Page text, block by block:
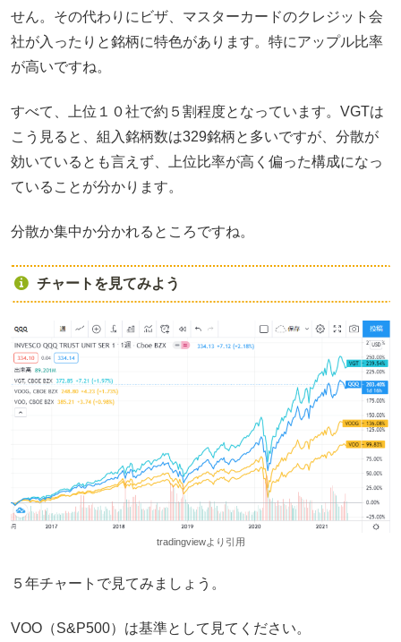
せん。その代わりにビザ、マスターカードのクレジット会
社が入ったりと銘柄に特色があります。特にアップル比率
が高いですね。
すべて、上位１０社で約５割程度となっています。VGTは
こう見ると、組入銘柄数は329銘柄と多いですが、分散が
効いているとも言えず、上位比率が高く偏った構成になっ
ていることが分かります。
分散か集中か分かれるところですね。
チャートを見てみよう
tradingviewより引用
５年チャートで見てみましょう。
VOO（S&P500）は基準として見てください。